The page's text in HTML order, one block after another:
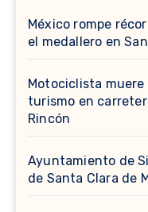
México rompe
el medallero en
Motociclista
turismo en
Rincón
Ayuntamiento de
de Santa Clara de